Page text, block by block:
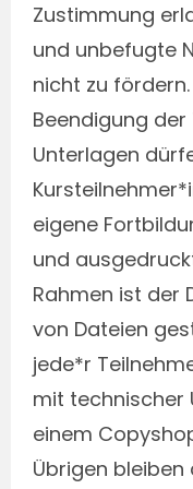
Zustimmung
und unbefugte
nicht zu
Beendigung der
Unterlagen
eigene
und
Rahmen ist der
von Dateien
jede*r
mit technischer
einem
Übrigen